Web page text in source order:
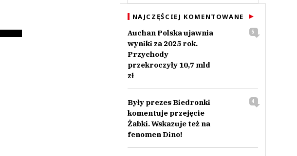
NAJCZĘŚCIEJ KOMENTOWANE
Auchan Polska ujawnia
wyniki za 2025 rok.
Przychody
przekroczyły 10,7 mld
zł
5
Były prezes Biedronki
komentuje przejęcie
Żabki. Wskazuje też na
fenomen Dino!
4